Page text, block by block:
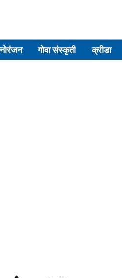
गोवा संस्कृती क्रीडा